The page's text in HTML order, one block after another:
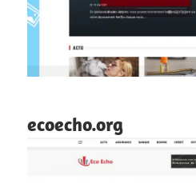
ecoecho.org